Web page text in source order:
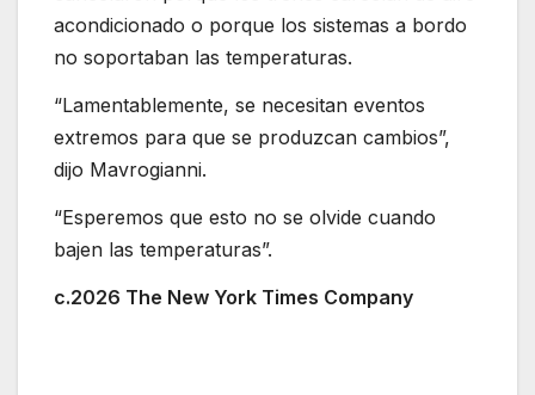
acondicionado o porque los sistemas a bordo
no soportaban las temperaturas.
“Lamentablemente, se necesitan eventos
extremos para que se produzcan cambios”,
dijo Mavrogianni.
“Esperemos que esto no se olvide cuando
bajen las temperaturas”.
c.2026 The New York Times Company